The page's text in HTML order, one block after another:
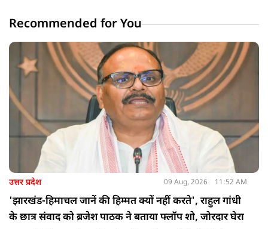
Recommended for You
उत्तर प्रदेश 09 Aug, 2026 11:52 AM
'झारखंड-हिमाचल जानें की हिम्मत क्यों नहीं करते', राहुल गांधी
के छात्र संवाद को ब्रजेश पाठक ने बताया फ्लॉप शो, जोरदार घेरा